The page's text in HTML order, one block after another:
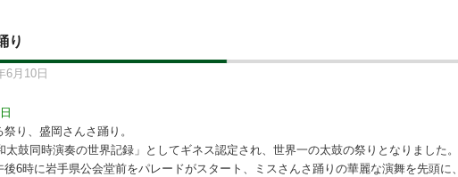
り
6月10日
4日
り、盛岡さんさ踊り。
太鼓同時演奏の世界記録」としてギネス認定され、世界一の太鼓の祭りとなりました。
6時に岩手県公会堂前をパレードがスタート、ミスさんさ踊りの華麗な演舞を先頭に、